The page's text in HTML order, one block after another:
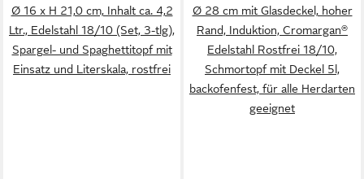
Ø 16 x H 21,0 cm, Inhalt ca. 4,2
Ltr., Edelstahl 18/10 (Set, 3-tlg),
Spargel- und Spaghettitopf mit
Einsatz und Literskala, rostfrei
Ø 28 cm mit Glasdeckel, hoher
Rand, Induktion, Cromargan®
Edelstahl Rostfrei 18/10,
Schmortopf mit Deckel 5l,
backofenfest, für alle Herdarten
geeignet